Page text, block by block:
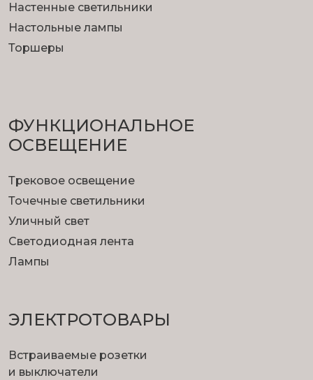
Настенные светильники
Настольные лампы
Торшеры
ФУНКЦИОНА­ЛЬНОЕ
ОСВЕЩЕНИЕ
Трековое освещение
Точечные светильники
Уличный свет
Светодиодная лента
Лампы
ЭЛЕКТРОТОВАРЫ
Встраиваемые розетки
и выключатели